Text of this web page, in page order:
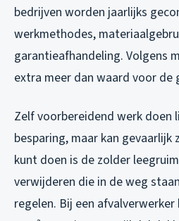
bedrijven worden jaarlijks
werkmethodes,
garantieafhandeling. Volgens
extra meer dan waard voor de
Zelf voorbereidend werk doen
besparing, maar kan gevaarlijk
kunt doen is de zolder
verwijderen die in de weg
regelen. Bij een